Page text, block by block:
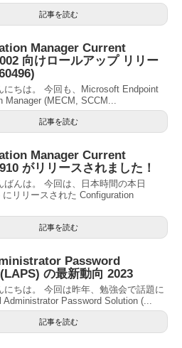
記事を読む
Manager Current
向けロールアップ リリー
にちは。 今回も、Microsoft Endpoint
Manager (MECM, SCCM...
記事を読む
Manager Current
がリリースされました！
ばんは。 今回は、日本時間の本日
にリリースされた Configuration
記事を読む
Password
の最新動向 2023
にちは。 今回は昨年、勉強会で話題に
Administrator Password Solution (...
記事を読む